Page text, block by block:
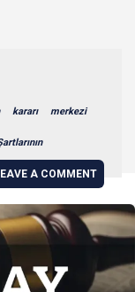
kararı merkezi
A COMMENT